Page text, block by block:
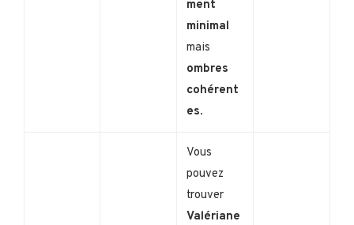
ment
minimal
mais
ombres
cohérent
es.
Vous
pouvez
trouver
Valériane